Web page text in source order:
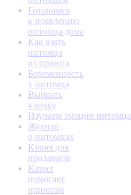
Готовимся
к появлению
питомца дома
Как взять
питомца
из приюта
Беременность
у питомца
Выбрать
кличку
Изучаем эмоции питомца
Журнал
о питомцах
Kinpet для
продавцов
Kinpet
помогает
приютам